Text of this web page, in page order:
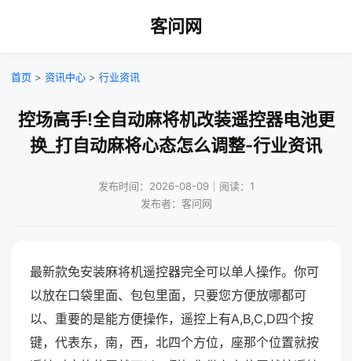
客问网
首页 > 资讯中心 > 行业资讯
控场高手!全自动麻将机改装遥控器电池更
换_打自动麻将心态怎么调整-行业资讯
发布时间：2026-08-09｜阅读：1
发布者：客问网
最新款免安装麻将机遥控器完全可以单人操作。你可
以放在口袋里面、包包里面，只要您方便放哪都可
以、重要的是能方便操作，遥控上有A,B,C,D四个按
键，代表东，南，西，北四个方位，座那个位置就按